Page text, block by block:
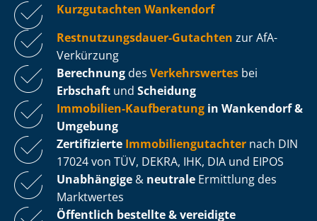
Kurzgutachten Wankendorf
Rest­nut­zungs­dau­er-Gutachten zur AfA-
Verkürzung
Berechnung des Verkehrswertes bei
Erbschaft und Scheidung
Immobilien-Kaufberatung in Wankendorf &
Umgebung
Zertifizierte Im­mo­bi­li­en­gut­ach­ter nach DIN
17024 von TÜV, DEKRA, IHK, DIA und EIPOS
Unabhängige & neutrale Ermittlung des
Marktwertes
Öffentlich bestellte & vereidigte